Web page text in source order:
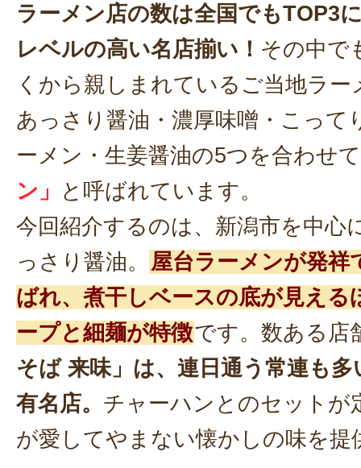
ラーメン店の数は全国でもTOP3
レベルの高い名店揃い！ その中で
くから親しまれているご当地ラ
あっさり醤油・濃厚味噌・こって
ーメン・生姜醤油の5つを合わせて
ン」
と呼ばれています。
今回紹介するのは、新潟市を中心
っさり醤油。 屋台ラーメンが発祥
ばれ、煮干しベースの底が見える
ープと細麺が特徴です。数ある店
そば 来味」は、連日通う常連も
有名店。 チャーハンとのセットが
が愛してやまない懐かしの味を提